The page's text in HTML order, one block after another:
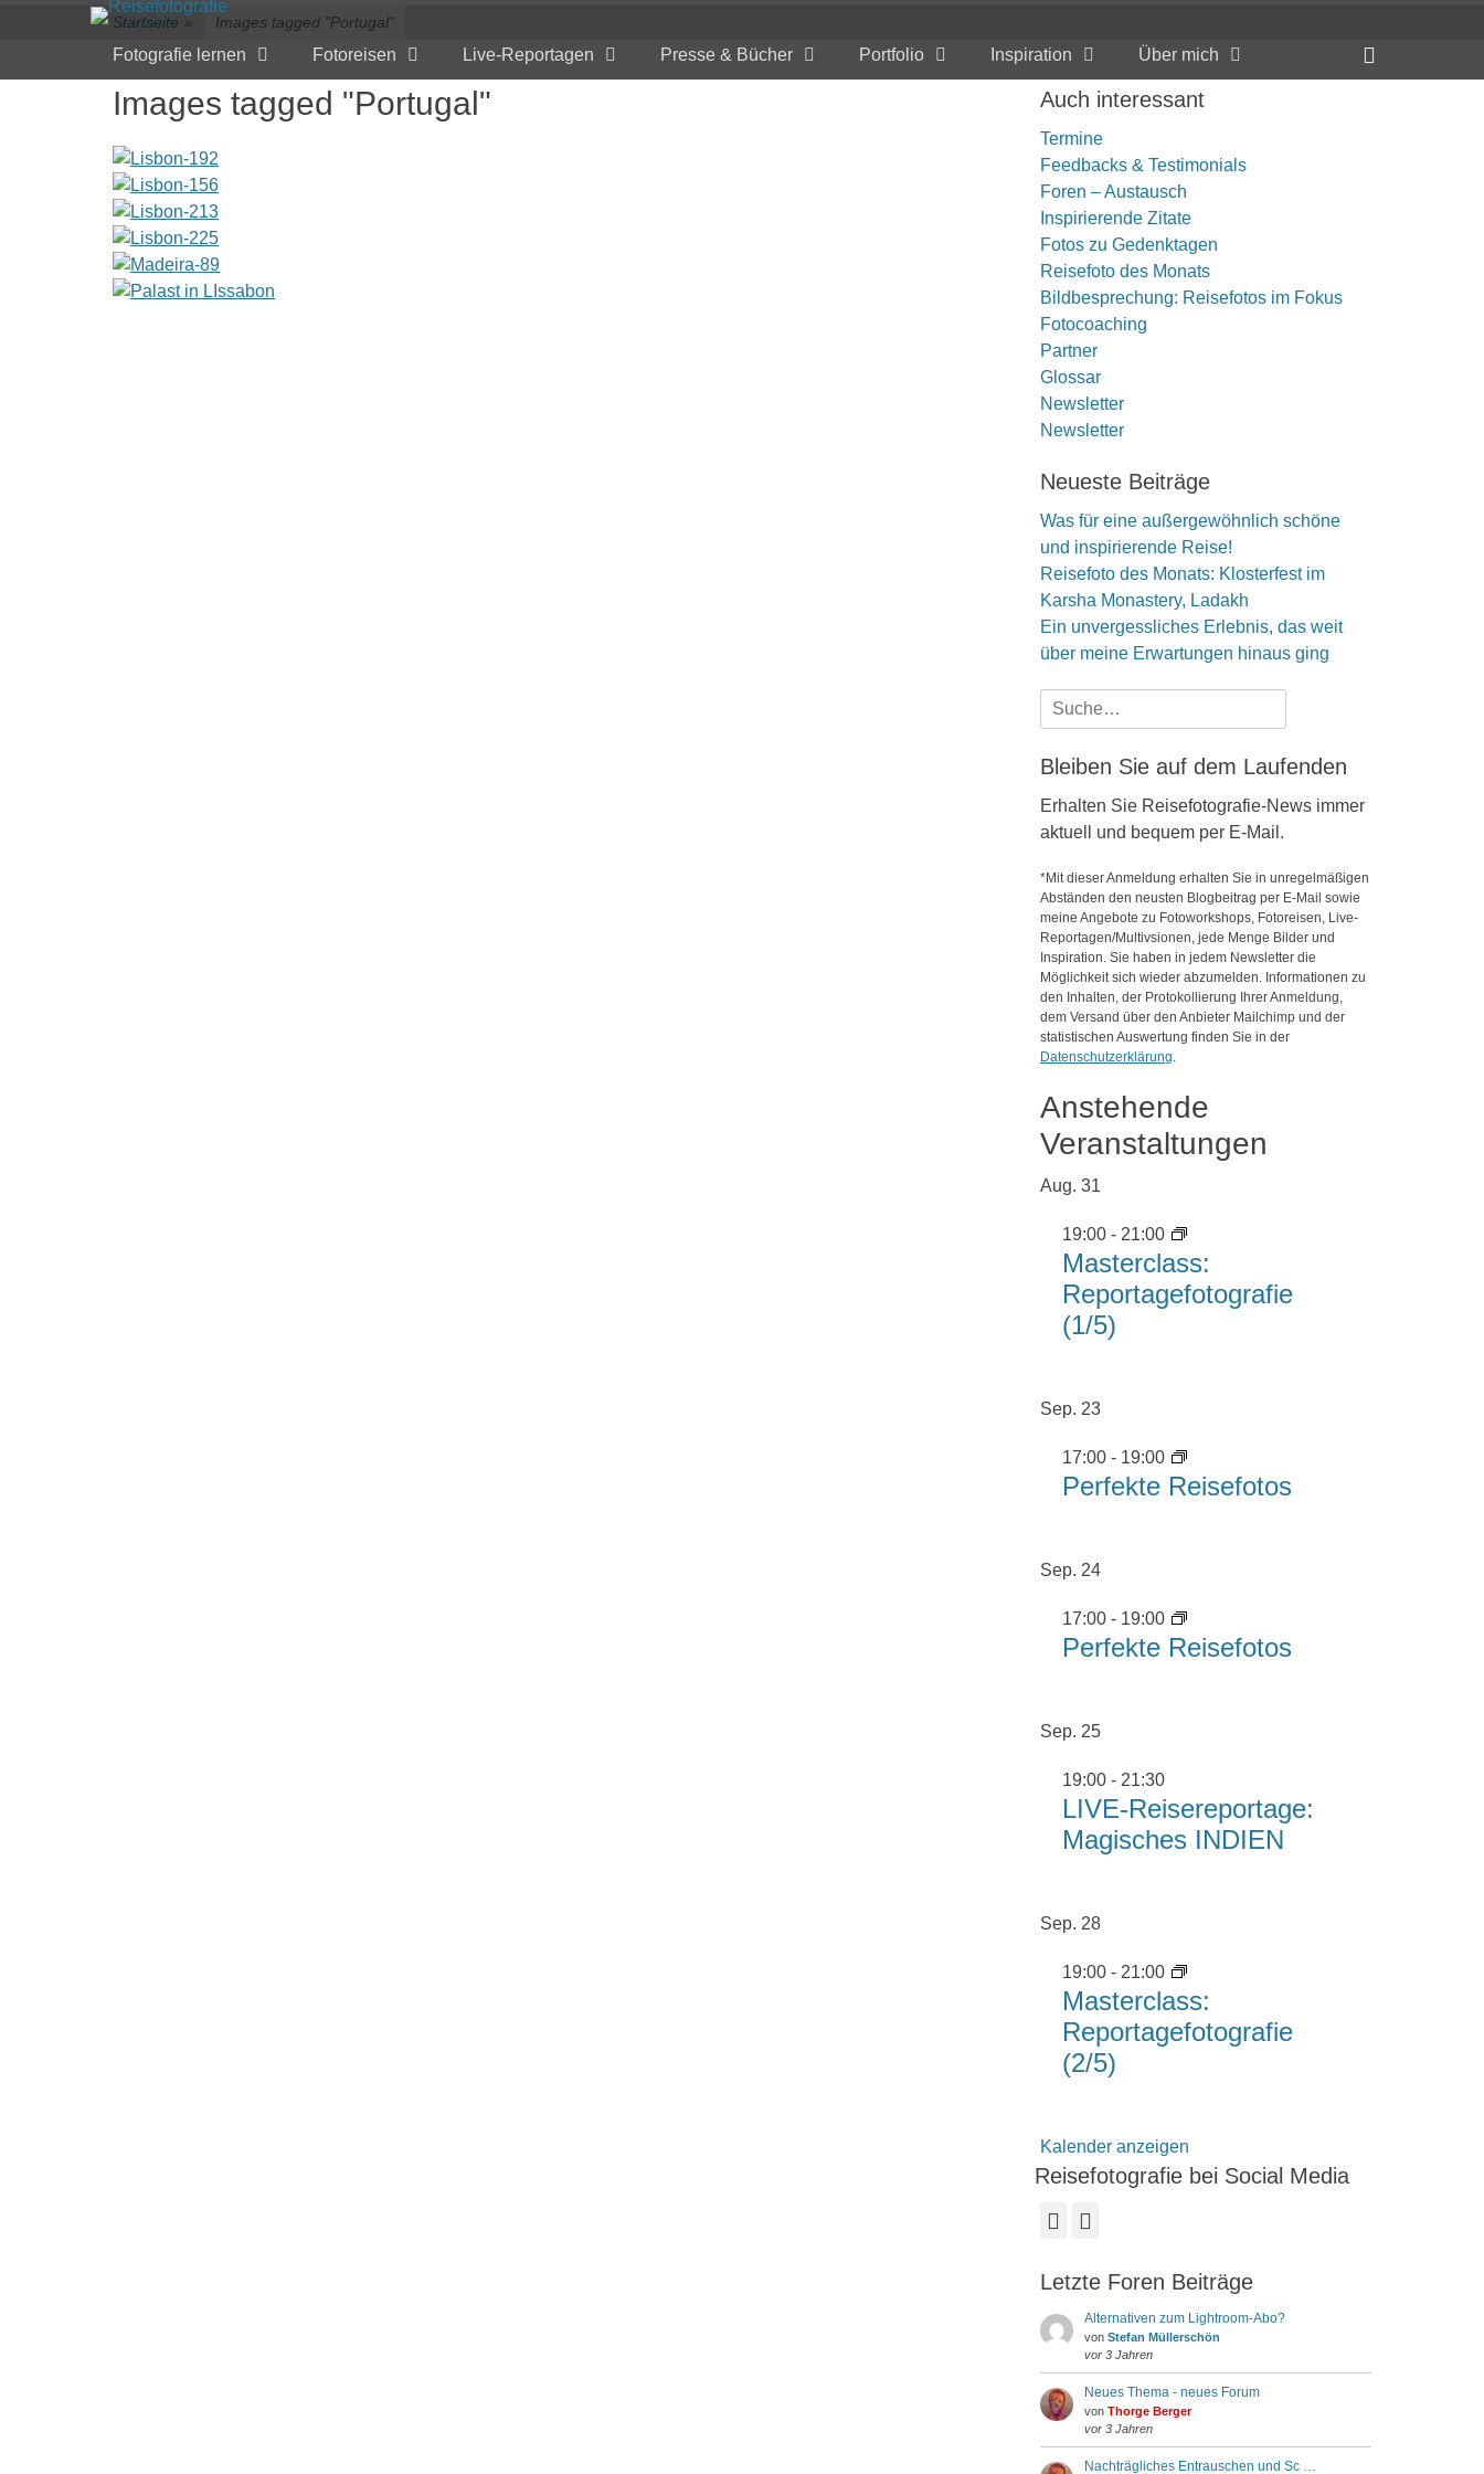
zum
überspringen
Primärmenü
Fotografie lernen Fotoreisen Live-Reportagen Presse & Bücher Portfolio Inspiration Über mich
Toggle
Startseite » Images tagged "Portugal"
Images tagged "Portugal" Auch interessant
Termine
Feedbacks & Testimonials
Foren – Austausch
Inspirierende Zitate
Fotos zu Gedenktagen
Reisefoto des Monats
Bildbesprechung: Reisefotos im Fokus
Fotocoaching
Partner
Glossar
Newsletter
Newsletter
Neueste Beiträge
Was für eine außergewöhnlich schöne
und inspirierende Reise!
Reisefoto des Monats: Klosterfest im
Karsha Monastery, Ladakh
Ein unvergessliches Erlebnis, das weit
über meine Erwartungen hinaus ging
Suche
nach:
Bleiben Sie auf dem Laufenden
Erhalten Sie Reisefotografie-News immer
aktuell und bequem per E-Mail.
*Mit dieser Anmeldung erhalten Sie in unregelmäßigen
Abständen den neusten Blogbeitrag per E-Mail sowie
meine Angebote zu Fotoworkshops, Fotoreisen, Live-
Reportagen/Multivsionen, jede Menge Bilder und
Inspiration. Sie haben in jedem Newsletter die
Möglichkeit sich wieder abzumelden. Informationen zu
den Inhalten, der Protokollierung Ihrer Anmeldung,
dem Versand über den Anbieter Mailchimp und der
statistischen Auswertung finden Sie in der
Datenschutzerklärung.
Anstehende
Veranstaltungen
Aug. 31
19:00 - 21:00
Masterclass:
Reportagefotografie
(1/5)
Sep. 23
17:00 - 19:00
Perfekte Reisefotos
Sep. 24
17:00 - 19:00
Perfekte Reisefotos
Sep. 25
19:00 - 21:30
LIVE-Reisereportage:
Magisches INDIEN
Sep. 28
19:00 - 21:00
Masterclass:
Reportagefotografie
(2/5)
Kalender anzeigen
Reisefotografie bei Social Media
Facebook
Letzte Foren Beiträge
Alternativen zum Lightroom-Abo?
von Stefan Müllerschön
vor 3 Jahren
Neues Thema - neues Forum
von Thorge Berger
vor 3 Jahren
Nachträgliches Entrauschen und Sc …